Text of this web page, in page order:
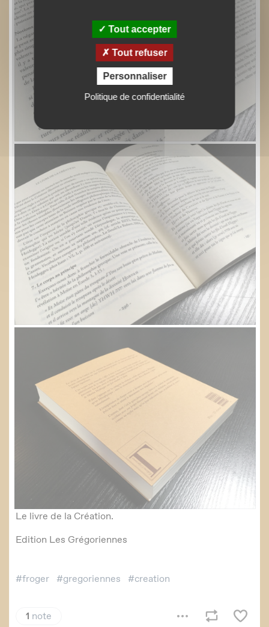
Tout accepter
Tout refuser
Personnaliser
Politique de confidentialité